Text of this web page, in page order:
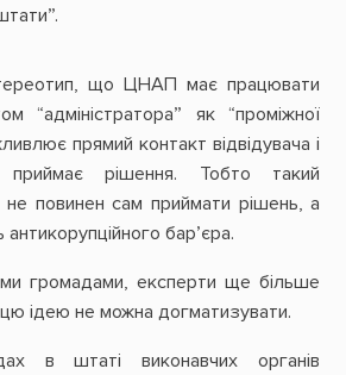
що ЦНАП має працювати
як “проміжної
прямий контакт відвідувача і
приймає рішення. Тобто такий
не повинен сам приймати рішень, а
бар’єра.
громадами, експерти ще більше
ідею не можна догматизувати.
в штаті виконавчих органів